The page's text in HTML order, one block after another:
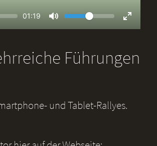
Current
01:19
Mute
Volume
Fullscreen
Führungen
und Tablet-Rallyes.